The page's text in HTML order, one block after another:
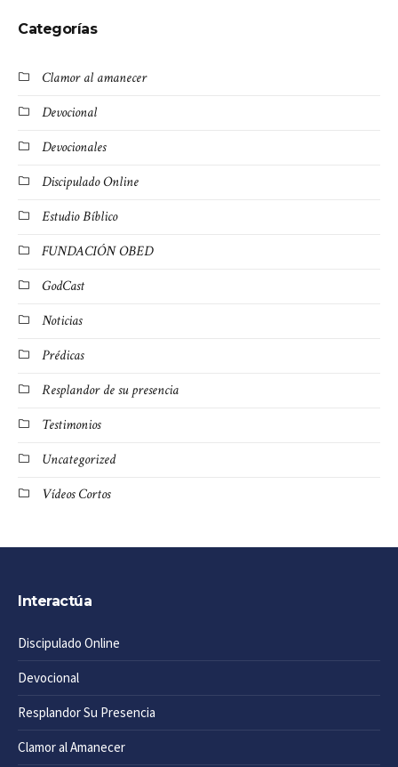
Categorías
Clamor al amanecer
Devocional
Devocionales
Discipulado Online
Estudio Bíblico
FUNDACIÓN OBED
GodCast
Noticias
Prédicas
Resplandor de su presencia
Testimonios
Uncategorized
Vídeos Cortos
Interactúa
Discipulado Online
Devocional
Resplandor Su Presencia
Clamor al Amanecer